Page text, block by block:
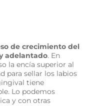
de crecimiento del
adelantado. En
la encía superior al
para sellar los labios
tiene
Lo podemos
y con otras